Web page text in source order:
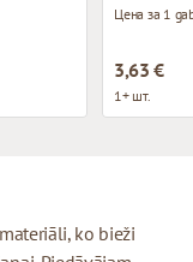
Цена за 1
3,63 €
1+ шт.
ko bieži